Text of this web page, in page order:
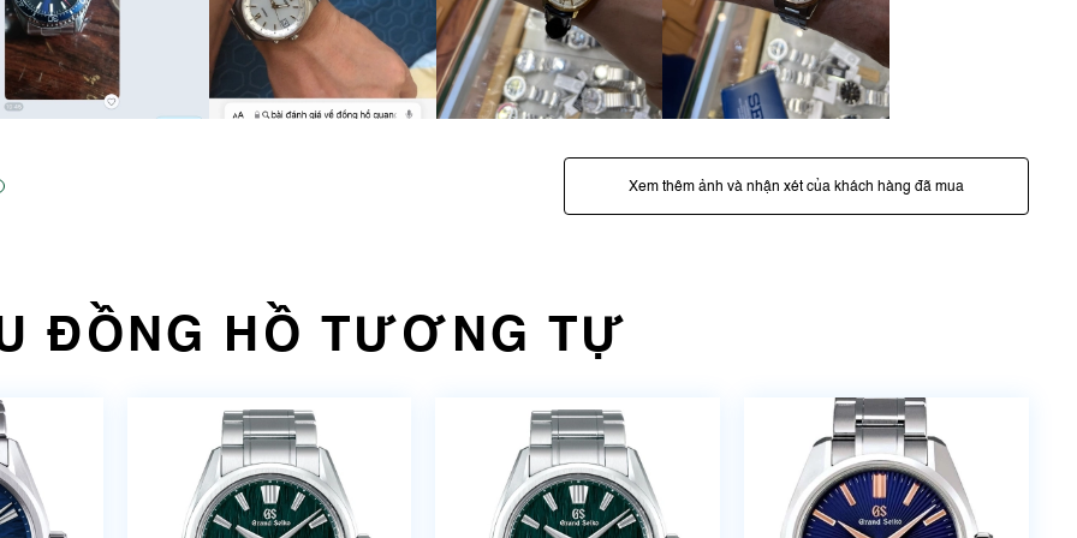
Xem thêm ảnh và nhận xét của khách hàng đã mua
ĐỒNG HỒ TƯƠNG TỰ